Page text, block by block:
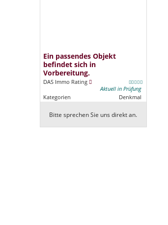
Ein passendes Objekt
befindet sich in
Vorbereitung.
DAS Immo Rating
Aktuell in Prüfung
Kategorien
Denkmal
Bitte sprechen Sie uns direkt an.